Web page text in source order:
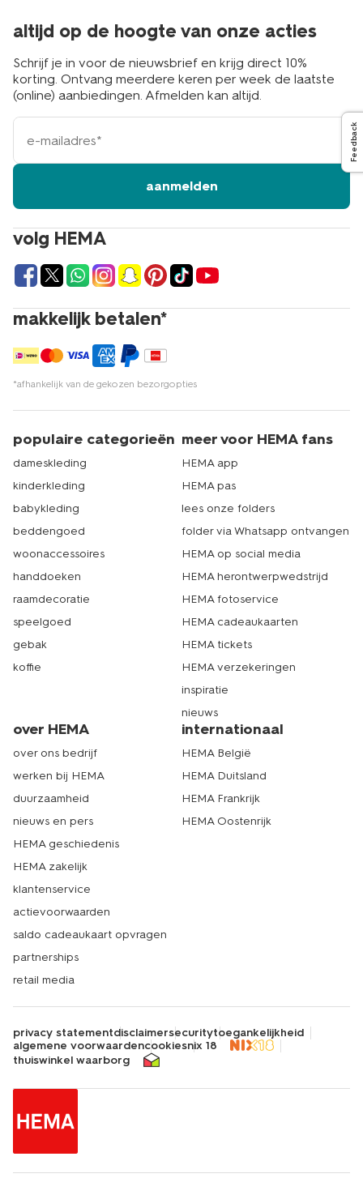
volg HEMA
makkelijk betalen*
*afhankelijk van de gekozen bezorgopties
altijd op de hoogte van onze acties
Schrijf je in voor de nieuwsbrief en krijg direct 10%
korting. Ontvang meerdere keren per week de laatste
(online) aanbiedingen. Afmelden kan altijd.
e-
mailadres
aanmelden
populaire categorieën
dameskleding
kinderkleding
babykleding
beddengoed
woonaccessoires
handdoeken
raamdecoratie
speelgoed
gebak
koffie
meer voor HEMA fans
HEMA app
HEMA pas
lees onze folders
folder via Whatsapp ontvangen
HEMA op social media
HEMA herontwerpwedstrijd
HEMA fotoservice
HEMA cadeaukaarten
HEMA tickets
HEMA verzekeringen
inspiratie
nieuws
over HEMA
over ons bedrijf
werken bij HEMA
duurzaamheid
nieuws en pers
HEMA geschiedenis
HEMA zakelijk
klantenservice
actievoorwaarden
saldo cadeaukaart opvragen
partnerships
retail media
internationaal
HEMA België
HEMA Duitsland
HEMA Frankrijk
HEMA Oostenrijk
privacy statementdisclaimersecuritytoegankelijkheid
algemene voorwaardencookiesnix 18
thuiswinkel waarborg
Feedback